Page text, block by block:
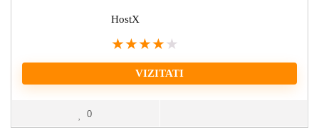
HostX
★★★★ ★
VIZITATI
0